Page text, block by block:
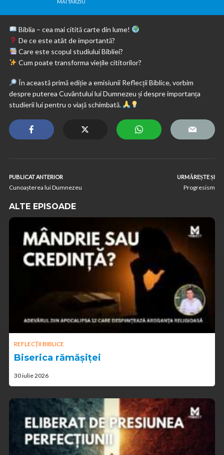
MAI TÂRZIU
Biblia – cea mai citită carte din lume!
De ce este atât de importantă?
Care este scopul studiului Bibliei?
Cum poate transforma viețile cititorilor?
În această primă ediție a emisiunii Reflecții Biblice, vorbim
despre puterea Cuvântului lui Dumnezeu și despre importanța
studierii lui pentru o viață schimbată.
PUBLICAT ANTERIOR
Cunoașterea lui Dumnezeu
URMĂREȘTE ȘI
Progresism
ALTE EPISOADE
REFLECȚII BIBLICE
Biserica rămășiței
30 iulie 2026